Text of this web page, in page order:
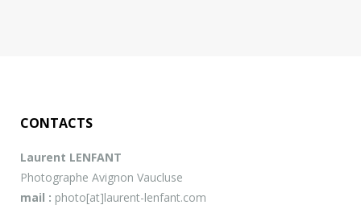
CONTACTS
Laurent LENFANT
Photographe Avignon Vaucluse
mail : photo[at]laurent-lenfant.com